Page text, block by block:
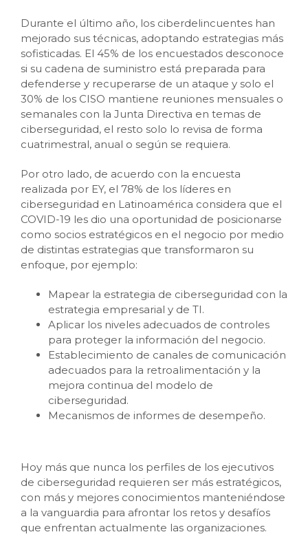
Durante el último año, los ciberdelincuentes han
mejorado sus técnicas, adoptando estrategias más
sofisticadas. El 45% de los encuestados desconoce
si su cadena de suministro está preparada para
defenderse y recuperarse de un ataque y solo el
30% de los CISO mantiene reuniones mensuales o
semanales con la Junta Directiva en temas de
ciberseguridad, el resto solo lo revisa de forma
cuatrimestral, anual o según se requiera.
Por otro lado, de acuerdo con la encuesta
realizada por EY, el 78% de los líderes en
ciberseguridad en Latinoamérica considera que el
COVID-19 les dio una oportunidad de posicionarse
como socios estratégicos en el negocio por medio
de distintas estrategias que transformaron su
enfoque, por ejemplo:
Mapear la estrategia de ciberseguridad con la
estrategia empresarial y de TI.
Aplicar los niveles adecuados de controles
para proteger la información del negocio.
Establecimiento de canales de comunicación
adecuados para la retroalimentación y la
mejora continua del modelo de
ciberseguridad.
Mecanismos de informes de desempeño.
Hoy más que nunca los perfiles de los ejecutivos
de ciberseguridad requieren ser más estratégicos,
con más y mejores conocimientos manteniéndose
a la vanguardia para afrontar los retos y desafíos
que enfrentan actualmente las organizaciones.